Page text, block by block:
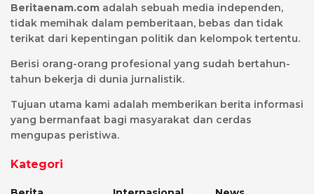
Beritaenam.com adalah sebuah media independen,
tidak memihak dalam pemberitaan, bebas dan tidak
terikat dari kepentingan politik dan kelompok tertentu.
Berisi orang-orang profesional yang sudah bertahun-
tahun bekerja di dunia jurnalistik.
Tujuan utama kami adalah memberikan berita informasi
yang bermanfaat bagi masyarakat dan cerdas
mengupas peristiwa.
Kategori